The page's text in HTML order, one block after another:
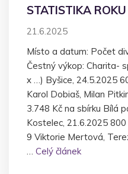
STATISTIKA
21.6.2025
Místo a datum: Počet
Čestný výkop: Charita-
x …) Byšice, 24.5.2025
Karol Dobiaš, Milan
3.748 Kč na sbírku Bílá
Kostelec, 21.6.2025
9 Viktorie Mertová,
… Celý článek